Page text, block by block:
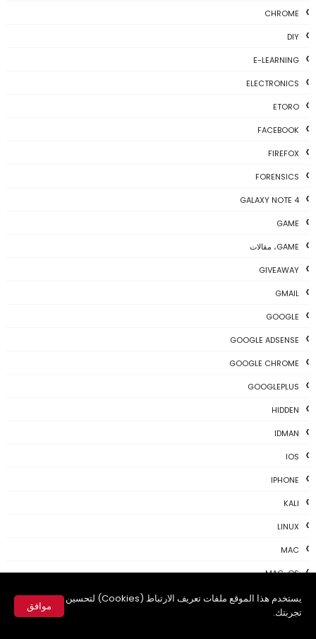
يستخدم هذا الموقع ملفات تعريف الارتباط (Cookies) لتحسين
تجربتك.
موافق
CHROME
DIY
E-LEARNING
ELECTRONICS
ETORO
FACEBOOK
FIREFOX
FORENSICS
GALAXY NOTE 4
GAME
GAME، مقالات
GIVEAWAY
GMAIL
GOOGLE
GOOGLE ADSENSE
GOOGLE CHROME
GOOGLEPLUS
HIDDEN
IDMAN
IOS
IPHONE
KALI
LINUX
MAC
MAC-OS
MAC-TIPS
MICROSOFT